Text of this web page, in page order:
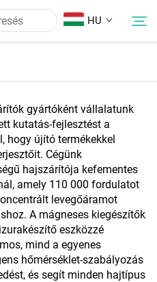
HU
gyártóként vállalatunk
kutatás-fejlesztést a
hogy újító termékekkel
Cégünk
hajszárítója kefementes
amely 110 000 fordulatot
levegőáramot
A mágneses kiegészítők
eszközzé
mind a egyenes
hőmérséklet-szabályozás
és segít minden hajtípus